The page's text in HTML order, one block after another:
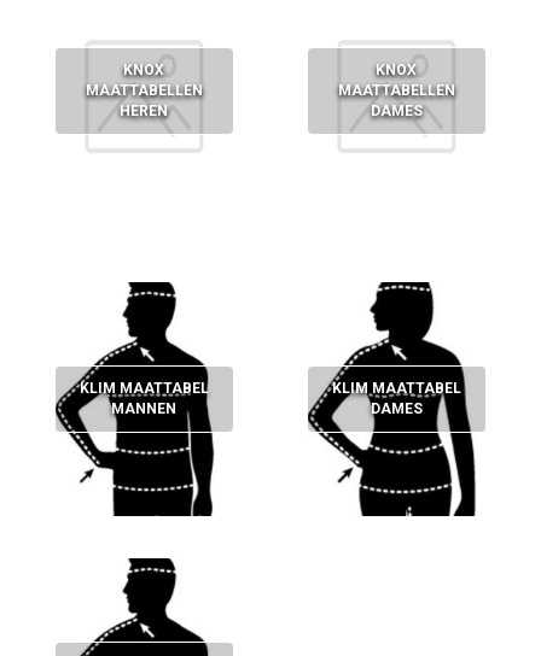
KNOX
MAATTABELLEN
HEREN
KNOX
MAATTABELLEN
DAMES
KLIM MAATTABEL
MANNEN
KLIM MAATTABEL
DAMES